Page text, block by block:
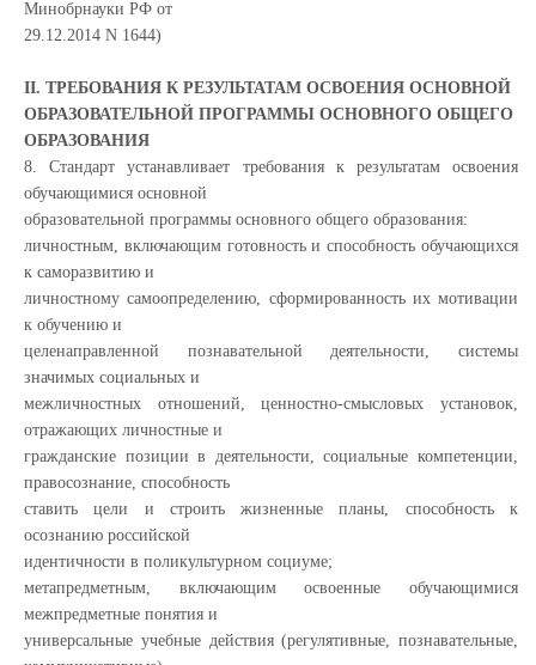
Минобрнауки РФ от
29.12.2014 N 1644)
II. ТРЕБОВАНИЯ К РЕЗУЛЬТАТАМ ОСВОЕНИЯ ОСНОВНОЙ
ОБРАЗОВАТЕЛЬНОЙ ПРОГРАММЫ ОСНОВНОГО ОБЩЕГО
ОБРАЗОВАНИЯ
8. Стандарт устанавливает требования к результатам освоения
обучающимися основной
образовательной программы основного общего образования:
личностным, включающим готовность и способность обучающихся
к саморазвитию и
личностному самоопределению, сформированность их мотивации
к обучению и
целенаправленной познавательной деятельности, системы
значимых социальных и
межличностных отношений, ценностно-смысловых установок,
отражающих личностные и
гражданские позиции в деятельности, социальные компетенции,
правосознание, способность
ставить цели и строить жизненные планы, способность к
осознанию российской
идентичности в поликультурном социуме;
метапредметным, включающим освоенные обучающимися
межпредметные понятия и
универсальные учебные действия (регулятивные, познавательные,